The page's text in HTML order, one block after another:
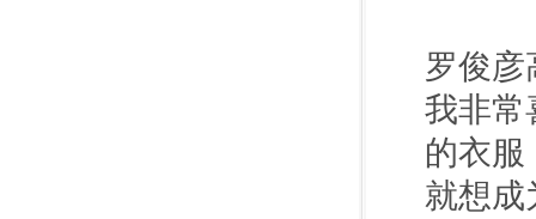
罗俊
我非常
的衣
就想成